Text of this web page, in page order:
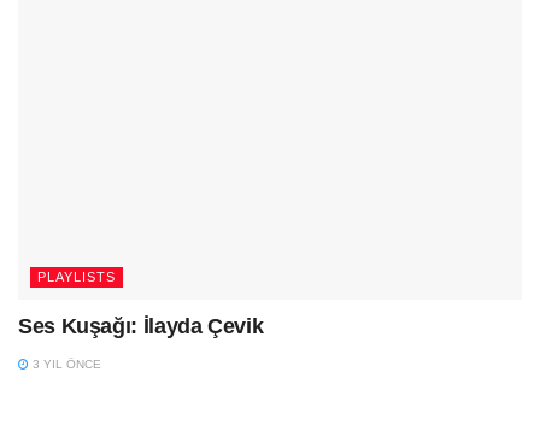
PLAYLISTS
Ses Kuşağı: İlayda Çevik
3 YIL ÖNCE